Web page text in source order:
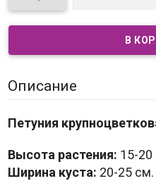
Описание
Петуния
Высота растения: 15-20
Ширина куста: 20-25 см.